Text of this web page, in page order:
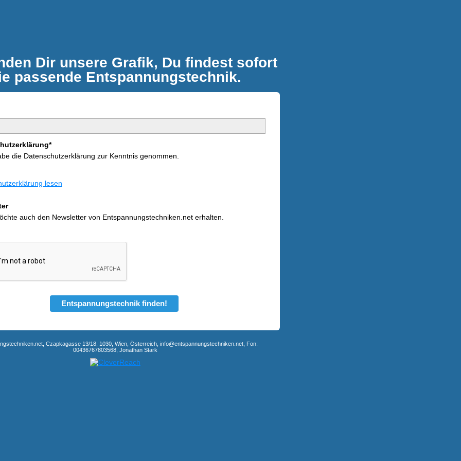
Dir unsere Grafik, Du findest sofort
passende Entspannungstechnik.
die Datenschutzerklärung zur Kenntnis genommen.
lesen
auch den Newsletter von Entspannungstechniken.net erhalten.
Entspannungstechnik finden!
Czapkagasse 13/18, 1030, Wien, Österreich, info@entspannungstechniken.net, Fon:
00436767803568, Jonathan Stark